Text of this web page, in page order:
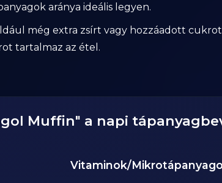
aránya ideális legyen.
még extra zsírt vagy hozzáadott cukrot
tartalmaz az étel.
Muffin" a napi
Vitaminok/